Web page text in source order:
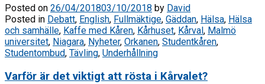
Posted on 26/04/201803/10/2018 by David
Posted in Debatt, English, Fullmäktige, Gäddan, Hälsa, Hälsa
och samhälle, Kaffe med Kåren, Kårhuset, Kårval , Malmö
universitet, Niagara, Nyheter, Orkanen, Studentkåren,
Studentombud, Tävling, Underhållning
Varför är det viktigt att rösta i Kårvalet?